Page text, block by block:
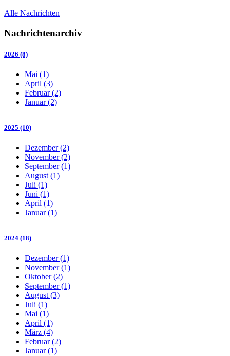
Alle Nachrichten
Nachrichtenarchiv
2026 (8)
Mai (1)
April (3)
Februar (2)
Januar (2)
2025 (10)
Dezember (2)
November (2)
September (1)
August (1)
Juli (1)
Juni (1)
April (1)
Januar (1)
2024 (18)
Dezember (1)
November (1)
Oktober (2)
September (1)
August (3)
Juli (1)
Mai (1)
April (1)
März (4)
Februar (2)
Januar (1)